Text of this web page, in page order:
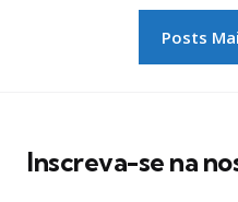
Posts
Inscreva-se na